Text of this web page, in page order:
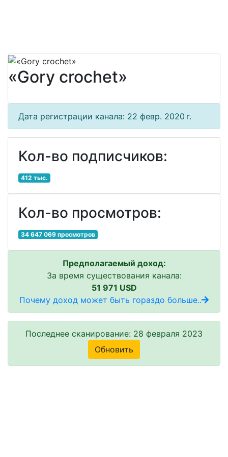
«Gory crochet»
Дата регистрации канала: 22 февр. 2020 г.
Кол-во подписчиков:
412 тыс.
Кол-во просмотров:
34 647 069 просмотров
Предполагаемый доход:
За время существования канала:
51 971 USD
Почему доход может быть гораздо больше..
Последнее сканирование: 28 февраля 2023
Обновить